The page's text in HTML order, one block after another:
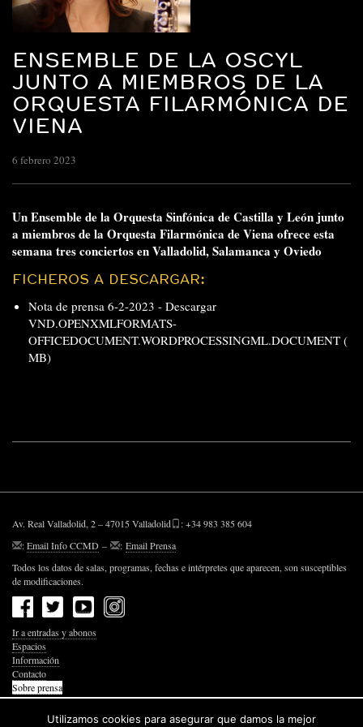
ENSEMBLE DE LA OSCYL
JUNTO A MIEMBROS DE LA
ORQUESTA FILARMÓNICA DE
VIENA
6 febrero 2023
Un Ensemble de la Orquesta Sinfónica de Castilla y León junto
a miembros de la Orquesta Filarmónica de Viena ofrece esta
semana tres conciertos en Valladolid, Salamanca y Oviedo
FICHEROS A DESCARGAR:
Nota de prensa 6-2-2023 - Descargar
VND.OPENXMLFORMATS-
OFFICEDOCUMENT.WORDPROCESSINGML.DOCUMENT (
MB)
Av. Real Valladolid, 2 – 47015 Valladolid
: +34 983 385 604
:Email Info CCMD – : Email Prensa
Todos los datos de salas, programas, fechas e intérpretes que aparecen, son susceptibles
de modificaciones.
Ir a entradas y abonos
Espacios
Información
Contacto
Sobre prensa
Política de Privacidad
Política de Cookies
Utilizamos cookies para asegurar que damos la mejor